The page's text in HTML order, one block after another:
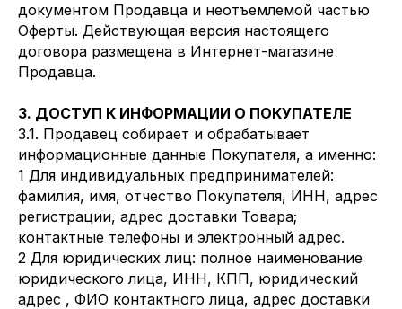
документом Продавца и неотъемлемой частью
Оферты. Действующая версия настоящего
договора размещена в Интернет-магазине
Продавца.
3. ДОСТУП К ИНФОРМАЦИИ О ПОКУПАТЕЛЕ
3.1. Продавец собирает и обрабатывает
информационные данные Покупателя, а именно:
1 Для индивидуальных предпринимателей:
фамилия, имя, отчество Покупателя, ИНН, адрес
регистрации, адрес доставки Товара;
контактные телефоны и электронный адрес.
2 Для юридических лиц: полное наименование
юридического лица, ИНН, КПП, юридический
адрес , ФИО контактного лица, адрес доставки